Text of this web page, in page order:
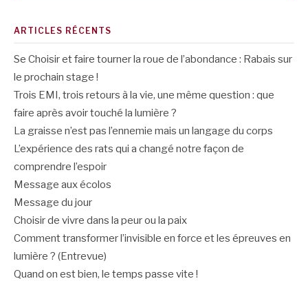
ARTICLES RÉCENTS
Se Choisir et faire tourner la roue de l’abondance : Rabais sur
le prochain stage !
Trois EMI, trois retours à la vie, une même question : que
faire après avoir touché la lumière ?
La graisse n’est pas l’ennemie mais un langage du corps
L’expérience des rats qui a changé notre façon de
comprendre l’espoir
Message aux écolos
Message du jour
Choisir de vivre dans la peur ou la paix
Comment transformer l’invisible en force et les épreuves en
lumière ? (Entrevue)
Quand on est bien, le temps passe vite !